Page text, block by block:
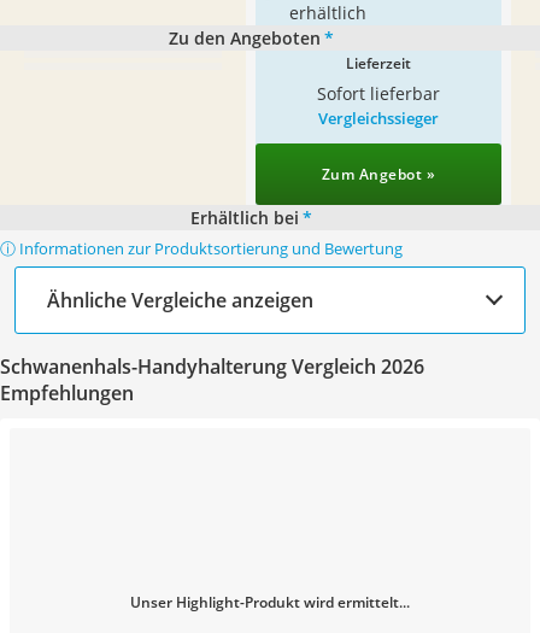
erhältlich
Zu den Angeboten *
Lieferzeit
Sofort lieferbar
Vergleichssieger
Zum Angebot »
Erhältlich bei *
ⓘ Informationen zur Produktsortierung und Bewertung
Ähnliche Vergleiche anzeigen
Schwanenhals-Handyhalterung Vergleich 2026
Empfehlungen
Unser Highlight-Produkt wird ermittelt...